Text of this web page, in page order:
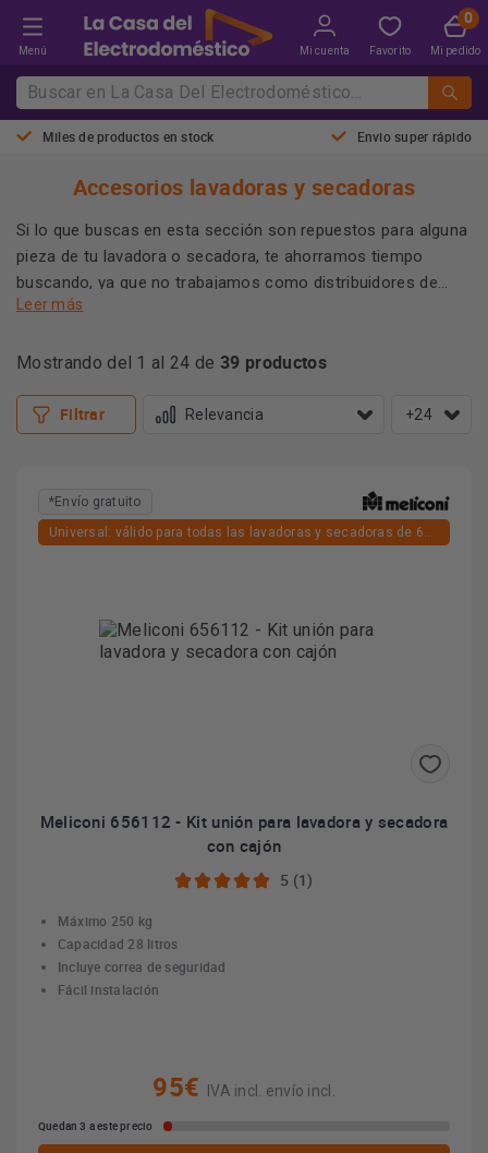
Menú Mi cuenta Favorito Mi pedido
Miles de productos en stock Envio super rápido
Accesorios lavadoras y secadoras
Si lo que buscas en esta sección son repuestos para alguna
pieza de tu lavadora o secadora, te ahorramos tiempo
buscando, ya que no trabajamos como distribuidores de
recambios para electrodomésticos. Para este tipo de
directamente con el Servicio Técnico de la marca.
¿Necesitas un tubo para conectar tu secadora al desagüe?
¿Pensando en comprar una secadora e instalarla en torre
con la lavadora? En nuestro catálogo de accesorios de
lavado cuentas con varios modelos de kit de unión de
Más información
Leer más
Mostrando del 1 al 24 de 39 productos
Filtrar +24
*Envío gratuito
Universal: válido para todas las lavadoras y secadoras de 60cm de ancho y fondo
Meliconi 656112 - Kit unión para lavadora y secadora
con cajón
5 (1)
Máximo 250 kg
Capacidad 28 litros
Incluye correa de seguridad
Fácil instalación
95€ IVA incl. envío incl.
Quedan 3 a este precio